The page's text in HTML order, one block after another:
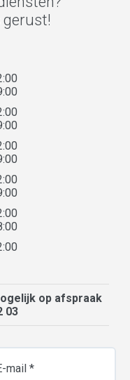
op afspraak
03